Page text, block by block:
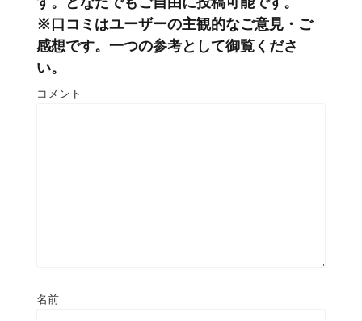
※口コミはユーザーの主観的なご意見・ご
感想です。一つの参考として御覧くださ
い。
コメント
名前